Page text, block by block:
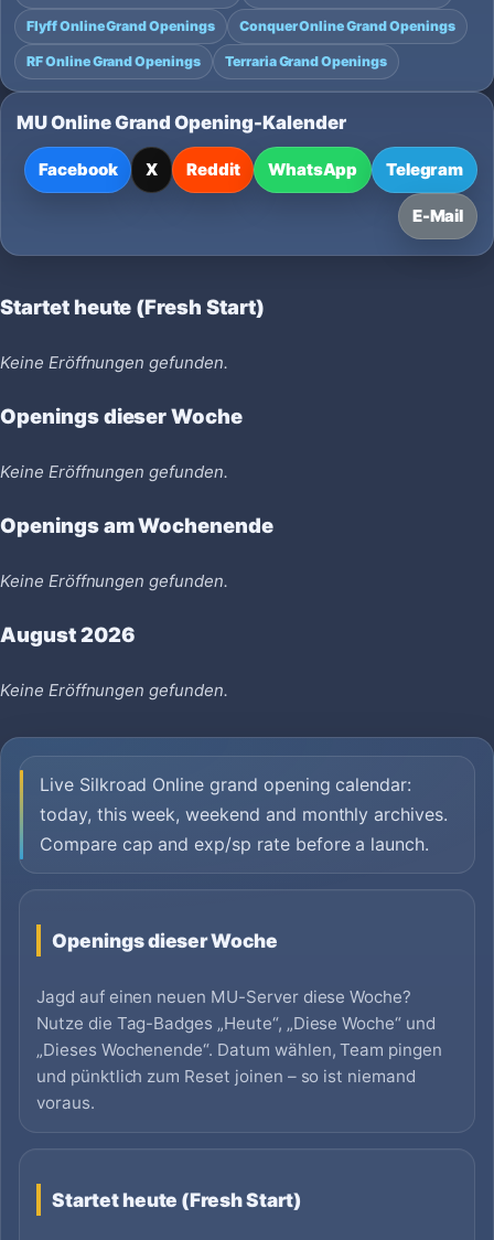
Flyff Online Grand Openings Conquer Online Grand Openings
RF Online Grand Openings Terraria Grand Openings
MU Online Grand Opening-Kalender
Facebook X Reddit WhatsApp Telegram
E-Mail
Startet heute (Fresh Start)
Keine Eröffnungen gefunden.
Openings dieser Woche
Keine Eröffnungen gefunden.
Openings am Wochenende
Keine Eröffnungen gefunden.
August 2026
Keine Eröffnungen gefunden.
Live Silkroad Online grand opening calendar:
today, this week, weekend and monthly archives.
Compare cap and exp/sp rate before a launch.
Openings dieser Woche
Jagd auf einen neuen MU-Server diese Woche?
Nutze die Tag-Badges „Heute“, „Diese Woche“ und
„Dieses Wochenende“. Datum wählen, Team pingen
und pünktlich zum Reset joinen – so ist niemand
voraus.
Startet heute (Fresh Start)